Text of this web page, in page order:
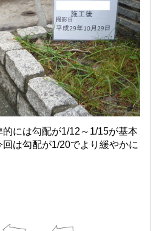
には勾配が1/12～1/15が基本
は勾配が1/20でより緩やかに